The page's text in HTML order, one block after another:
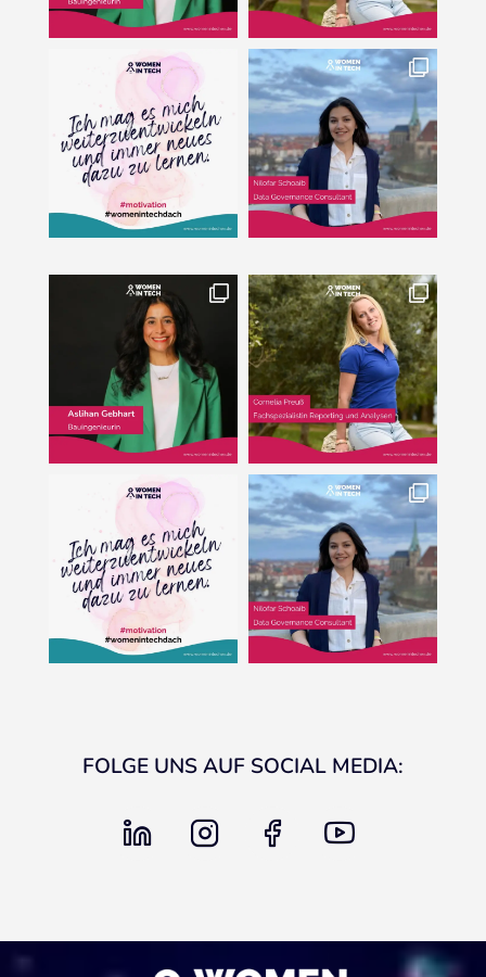
FOLGE UNS AUF SOCIAL MEDIA:
linkedin instagram